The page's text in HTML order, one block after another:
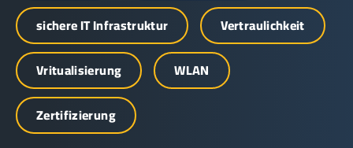
sichere IT Infrastruktur
Vertraulichkeit
Vritualisierung
WLAN
Zertifizierung